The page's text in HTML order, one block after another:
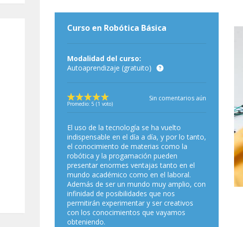
Curso en Robótica Básica
Modalidad del curso:
Autoaprendizaje (gratuito)
Promedio: 5 (1 voto)
Sin comentarios aún
El uso de la tecnología se ha vuelto
indispensable en el día a día, y por lo tanto,
el conocimiento de materias como la
robótica y la progamación pueden
presentar enormes ventajas tanto en el
mundo académico como en el laboral.
Además de ser un mundo muy amplio, con
infinidad de posibilidades que nos
permitirán experimentar y ser creativos
con los conocimientos que vayamos
obteniendo.